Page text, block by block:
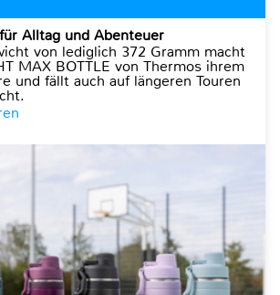
Alltag und Abenteuer
von lediglich 372 Gramm macht
MAX BOTTLE von Thermos ihrem
und fällt auch auf längeren Touren